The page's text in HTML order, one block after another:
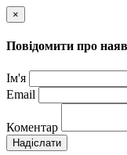
×
Повідомити про
Ім'я
Email
Коментар
Надіслати